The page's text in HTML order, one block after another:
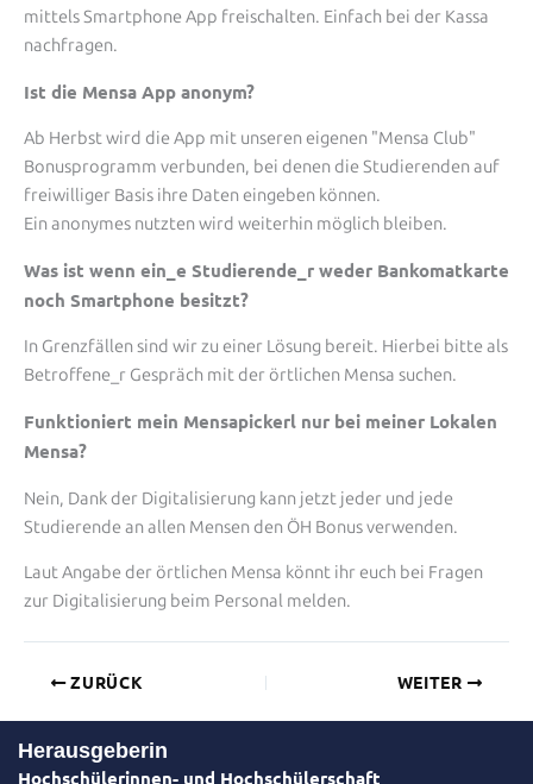
mittels Smartphone App freischalten. Einfach bei der Kassa
nachfragen.
Ist die Mensa App anonym?
Ab Herbst wird die App mit unseren eigenen "Mensa Club"
Bonusprogramm verbunden, bei denen die Studierenden auf
freiwilliger Basis ihre Daten eingeben können.
Ein anonymes nutzten wird weiterhin möglich bleiben.
Was ist wenn ein_e Studierende_r weder Bankomatkarte
noch Smartphone besitzt?
In Grenzfällen sind wir zu einer Lösung bereit. Hierbei bitte als
Betroffene_r Gespräch mit der örtlichen Mensa suchen.
Funktioniert mein Mensapickerl nur bei meiner Lokalen
Mensa?
Nein, Dank der Digitalisierung kann jetzt jeder und jede
Studierende an allen Mensen den ÖH Bonus verwenden.
Laut Angabe der örtlichen Mensa könnt ihr euch bei Fragen
zur Digitalisierung beim Personal melden.
ZURÜCK WEITER
Herausgeberin
Hochschülerinnen- und Hochschülerschaft